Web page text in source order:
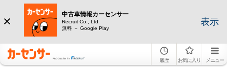
中古車情報カーセンサー
Recruit Co., Ltd.
無料 － Google Play
表示
履歴 お気に入り メニュー